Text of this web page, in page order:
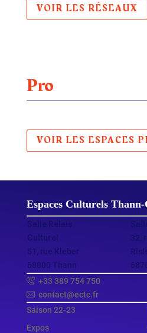
VOIR LES RÉSEAUX
Pro
VOIR LES ESPACES
Espaces Culturels
Salle Relais
Culturel
51, rue Kleber
68800 Thann
32,
+33 389 754 750
contact@ectc.fr
Saison 22-23
Expos